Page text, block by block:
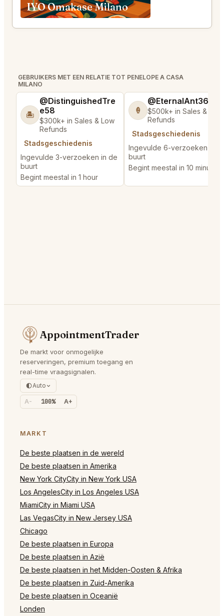
IYO Omakase Milano
GEBRUIKERS MET EEN RELATIE TOT PENELOPE A CASA
MILANO
🏝️
@DistinguishedTre
e58
$300k+ in Sales & Low
Refunds
Stadsgeschiedenis
Ingevulde 3-verzoeken in de
buurt
Begint meestal in 1 hour
🍦
@EternalAnt36
$500k+ in Sales & Low
Refunds
Stadsgeschiedenis
Ingevulde 6-verzoeken in
buurt
Begint meestal in 10 minutes
AppointmentTrader
De markt voor onmogelijke
reserveringen, premium toegang en
real-time vraagsignalen.
Auto
A- 100% A+
MARKT
De beste plaatsen in de wereld
De beste plaatsen in Amerika
New York CityCity in New York USA
Los AngelesCity in Los Angeles USA
MiamiCity in Miami USA
Las VegasCity in New Jersey USA
Chicago
De beste plaatsen in Europa
De beste plaatsen in Azië
De beste plaatsen in het Midden-Oosten & Afrika
De beste plaatsen in Zuid-Amerika
De beste plaatsen in Oceanië
Londen